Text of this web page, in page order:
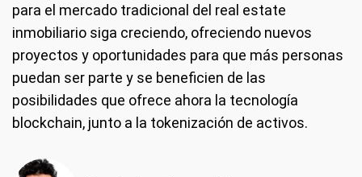
para el mercado tradicional del real estate
inmobiliario siga creciendo, ofreciendo nuevos
proyectos y oportunidades para que más personas
puedan ser parte y se beneficien de las
posibilidades que ofrece ahora la tecnología
blockchain, junto a la tokenización de activos.